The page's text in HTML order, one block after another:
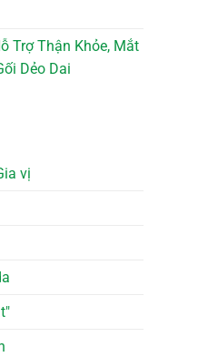
Trợ Thận Khỏe, Mắt
Dẻo Dai
vị